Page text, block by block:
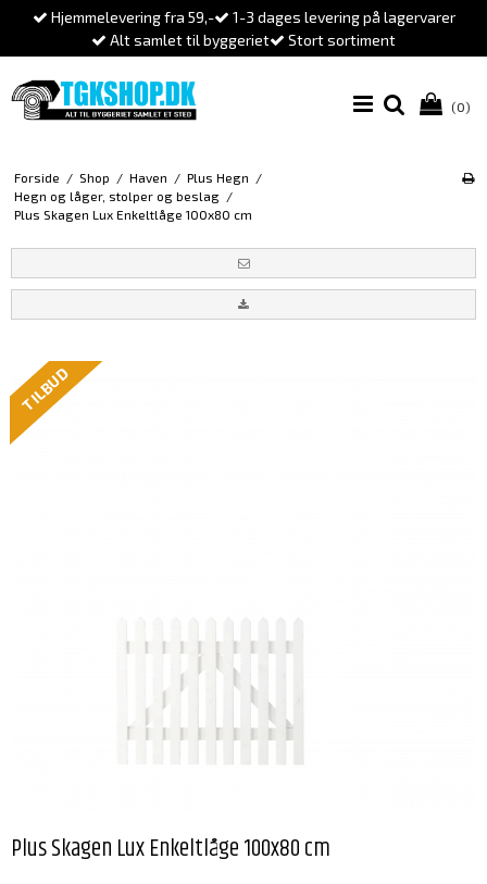
Hjemmelevering fra 59,-
1-3 dages levering på lagervarer
Alt samlet til byggeriet
Stort sortiment
(0)
Forside / Shop / Haven / Plus Hegn /
Hegn og låger, stolper og beslag /
Plus Skagen Lux Enkeltlåge 100x80 cm
TILBUD
Plus Skagen Lux Enkeltlåge 100x80 cm